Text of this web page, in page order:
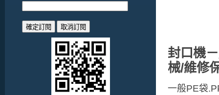
封口機
械/維修
一般PE袋